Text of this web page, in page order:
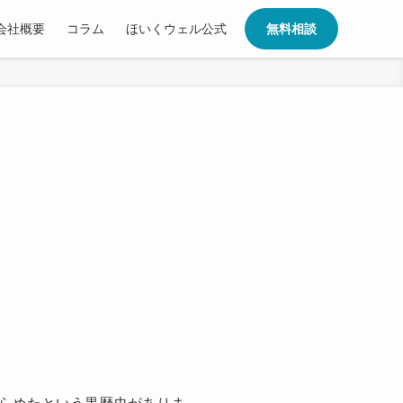
社概要 コラム ほいくウェル公式 無料相談